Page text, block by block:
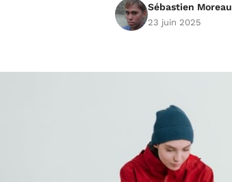
Sébastien Moreau
23 juin 2025